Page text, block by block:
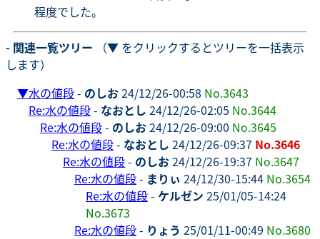
程度でした。
- 関連一覧ツリー （▼ をクリックするとツリーを一括表示
します）
▼水の値段- のしお24/12/26-00:58 No.3643
Re:水の値段- なおとし 24/12/26-02:05 No.3644
Re:水の値段- のしお24/12/26-09:00 No.3645
Re:水の値段- なおとし 24/12/26-09:37 No.3646
Re:水の値段- のしお24/12/26-19:37 No.3647
Re:水の値段- まりぃ 24/12/30-15:44 No.3654
Re:水の値段- ケルゼン 25/01/05-14:24
No.3673
Re:水の値段- りょう 25/01/11-00:49 No.3680